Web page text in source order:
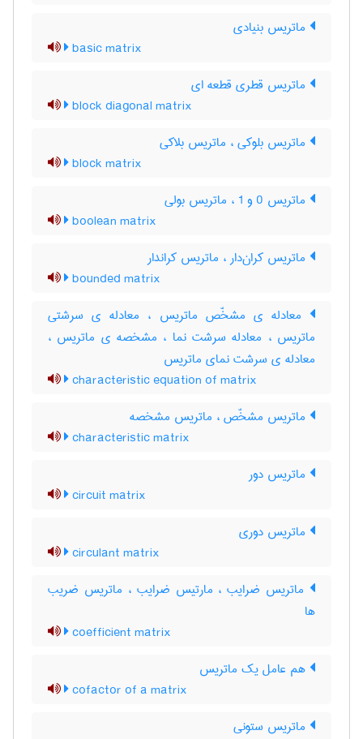
ماتریس بنیادی
basic matrix
ماتریس قطری قطعه ای
block diagonal matrix
ماتریس بلوکی ، ماتریس بلاکی
block matrix
ماتریس 0 و 1 ، ماتریس بولی
boolean matrix
ماتریس کران‌دار ، ماتریس کراندار
bounded matrix
معادله ی مشخّص ماتریس ، معادله ی سرشتی
ماتریس ، معادله سرشت نما ، مشخصه ی ماتریس ،
معادله ی سرشت نمای ماتریس
characteristic equation of matrix
ماتریس مشخّص ، ماتریس مشخصه
characteristic matrix
ماتریس دور
circuit matrix
ماتریس دوری
circulant matrix
ماتریس ضرایب ، مارتیس ضرایب ، ماتریس ضریب
ها
coefficient matrix
هم عامل یک ماتریس
cofactor of a matrix
ماتریس ستونی